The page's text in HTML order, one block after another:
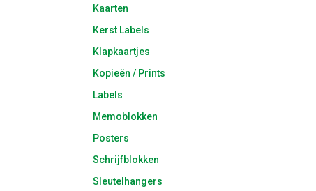
Kaarten
Kerst Labels
Klapkaartjes
Kopieën / Prints
Labels
Memoblokken
Posters
Schrijfblokken
Sleutelhangers